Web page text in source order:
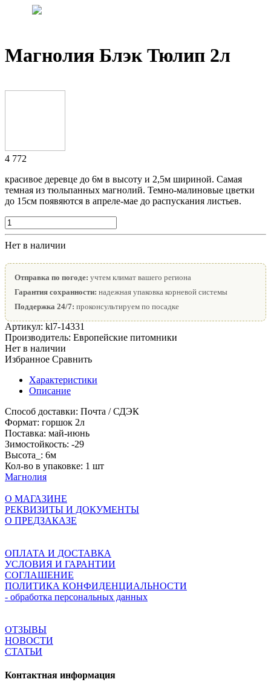
Магнолия Блэк Тюлип 2л
4 772
красивое деревце до 6м в высоту и 2,5м шириной. Самая
темная из тюльпанных магнолий. Темно-малиновые цветки
до 15см появяются в апреле-мае до распускания листьев.
Нет в наличии
Отправка по погоде: учтем климат вашего региона
Гарантия сохранности: надежная упаковка корневой системы
Поддержка 24/7: проконсультируем по посадке
Артикул: kl7-14331
Производитель: Европейские питомники
Нет в наличии
Избранное Сравнить
Характеристики
Описание
Способ доставки: Почта / СДЭК
Формат: горшок 2л
Поставка: май-июнь
Зимостойкость: -29
Высота_: 6м
Кол-во в упаковке: 1 шт
Магнолия
О МАГАЗИНЕ
РЕКВИЗИТЫ И ДОКУМЕНТЫ
О ПРЕДЗАКАЗЕ
ОПЛАТА И ДОСТАВКА
УСЛОВИЯ И ГАРАНТИИ
СОГЛАШЕНИЕ
ПОЛИТИКА КОНФИДЕНЦИАЛЬНОСТИ
- обработка персональных данных
ОТЗЫВЫ
НОВОСТИ
СТАТЬИ
Контактная информация